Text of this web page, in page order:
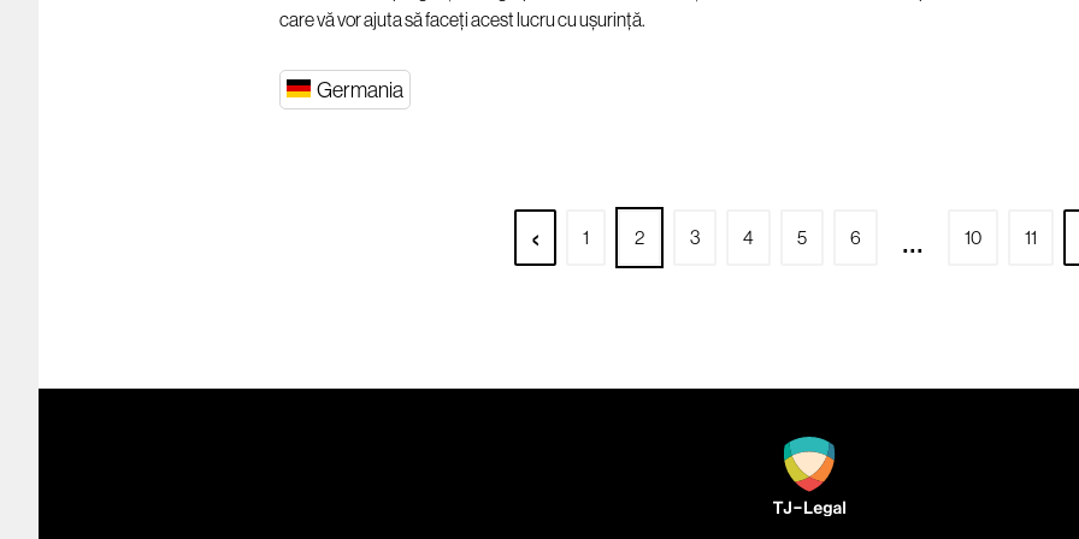
care vă vor ajuta să faceți acest lucru cu ușurință.
Germania
‹ 1 2 3 4 5 6 ... 10 11